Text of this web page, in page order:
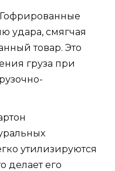
удара, смягчая
товар. Это
груза при
утилизируются
делает его